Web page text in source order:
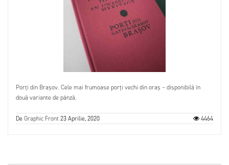
Porți din Brașov. Cele mai frumoase porți vechi din oraș – disponibilă în
două variante de pânză.
DeGraphic Front23 Aprilie, 2020 4464